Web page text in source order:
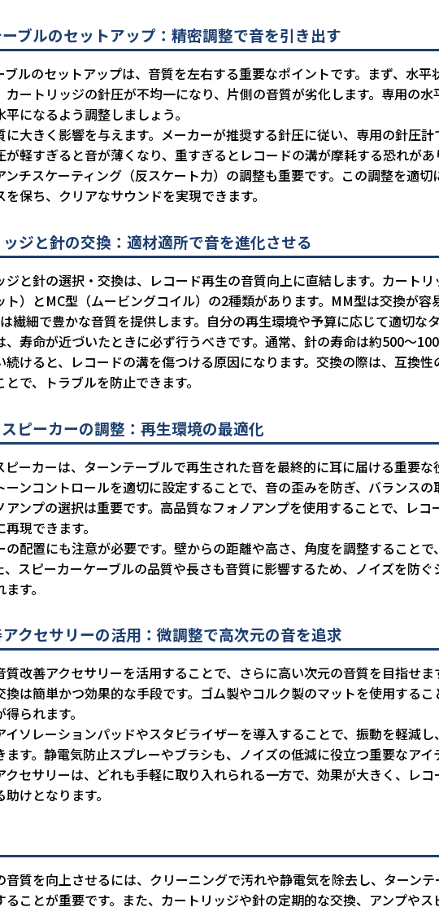
ブルのセットアップ：精密調整で音を引き出す
ブルのセットアップは、音質を左右する重要なポイントです。まず、水平
カートリッジの針圧が不均一になり、片側の音質が劣化します。専用の
になるよう調整しましょう。
に大きく影響を与えます。メーカーが推奨する針圧に従い、専用の針圧
が軽すぎると音が薄くなり、重すぎるとレコードの溝が摩耗する恐れがあ
ンチスケーティング（反スケート力）の調整も重要です。この調整を適
を保ち、クリアなサウンドを実現できます。
ジと針の交換：適材適所で音を進化させる
ジと針の選択・交換は、レコード再生の音質向上に直結します。カート
ト）とMC型（ムービングコイル）の2種類があります。MM型は交換が
繊細で豊かな音質を提供します。自分の再生環境や予算に応じて適切な
、寿命が近づいたときに必ず行うべきです。通常、針の寿命は約500～
続けると、レコードの溝を傷つける原因になります。交換の際は、互換
とで、トラブルを防止できます。
ピーカーの調整：再生環境の最適化
ピーカーは、ターンテーブルで再生された音を最終的に耳に届ける重要
ーンコントロールを適切に設定することで、音の歪みを防ぎ、バランス
アンプの選択は重要です。高品質なフォノアンプを使用することで、レ
現できます。
の配置にも注意が必要です。壁からの距離や高さ、角度を調整すること
、スピーカーケーブルの品質や長さも音質に影響するため、ノイズを防
す。
クセサリーの活用：微調整で高次元の音を追求
質改善アクセサリーを活用することで、さらに高い次元の音質を目指せ
換は簡単かつ効果的な手段です。ゴム製やコルク製のマットを使用する
られます。
イソレーションパッドやスタビライザーを導入することで、振動を軽減
ます。静電気防止スプレーやブラシも、ノイズの低減に役立つ重要なアイ
クセサリーは、どれも手軽に取り入れられる一方で、効果が大きく、レ
けとなります。
音質を向上させるには、クリーニングで汚れや静電気を除去し、ターン
ることが重要です。また、カートリッジや針の定期的な交換、アンプや